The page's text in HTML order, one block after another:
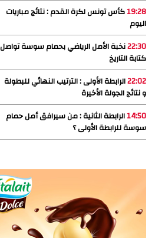
19:28كأس تونس لكرة القدم : نتائج مباريات
اليوم
22:30نخبة الأمل الرياضي بحمام سوسة تواصل
كتابة التاريخ
22:02الرابطة الأولى : الترتيب النهائي للبطولة
و نتائج الجولة الأخيرة
14:50الرابطة الثانية : من سيرافق أمل حمام
سوسة للرابطة الأولى ؟